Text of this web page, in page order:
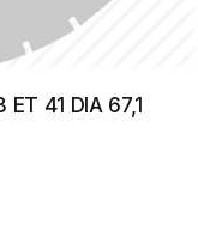
41 DIA 67,1